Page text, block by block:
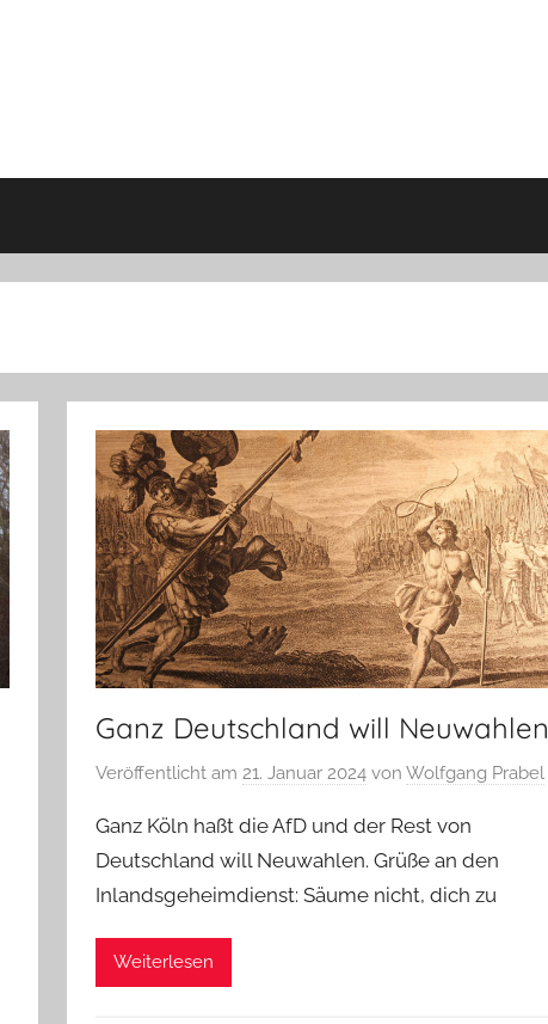
Ganz Deutschland will Neuwahlen
Veröffentlicht am21. Januar 2024 vonWolfgang Prabel
Ganz Köln haßt die AfD und der Rest von
Deutschland will Neuwahlen. Grüße an den
Inlandsgeheimdienst: Säume nicht, dich zu
Weiterlesen